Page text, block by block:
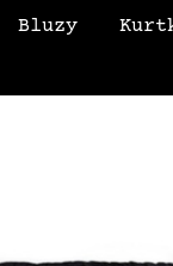
Bluzy